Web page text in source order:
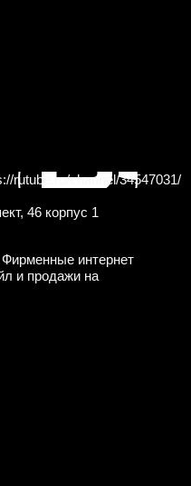
rutube.ru/channel/34547031/
46 корпус 1
интернет
и продажи на